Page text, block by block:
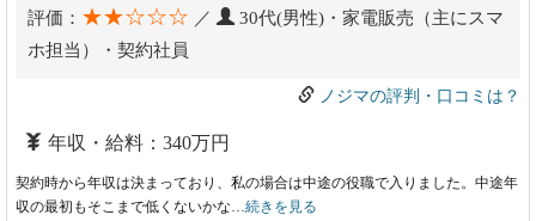
評価： ★★☆☆☆ ／
30代(男性)・家電販売（主にスマ
ホ担当）・契約社員
ノジマの評判・口コミは？
年収・給料：340万円
契約時から年収は決まっており、私の場合は中途の役職で入りました。中途年
収の最初もそこまで低くないかな…続きを見る